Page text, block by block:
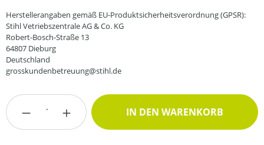
Herstellerangaben gemäß EU-Produktsicherheitsverordnung (GPSR):
Stihl Vetriebszentrale AG & Co. KG
Robert-Bosch-Straße 13
64807 Dieburg
Deutschland
grosskundenbetreuung@stihl.de
Produkt Anzahl: Gib den gewünschten
IN DEN WARENKORB